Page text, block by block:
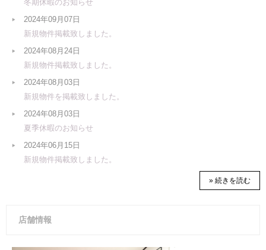
冬期休暇のお知らせ
2024年09月07日
新規物件掲載致しました。
2024年08月24日
新規物件掲載致しました。
2024年08月03日
新規物件を掲載致しました。
2024年08月03日
夏季休暇のお知らせ
2024年06月15日
新規物件掲載致しました。
» 続きを読む
店舗情報